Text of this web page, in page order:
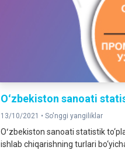
Oʻzbekiston sanoati
13/10/2021 •So'nggi yangiliklar
Oʻzbekiston sanoati statistik
ishlab chiqarishning turlari